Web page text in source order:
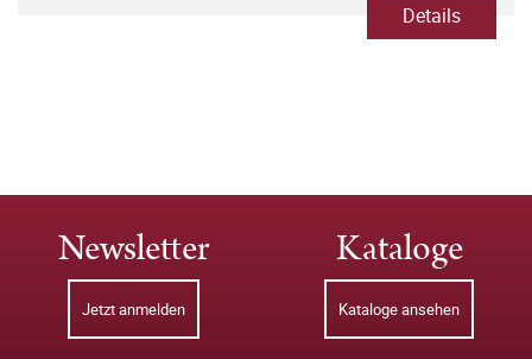
Details
Newsletter
Jetzt anmelden
Kataloge
Kataloge ansehen